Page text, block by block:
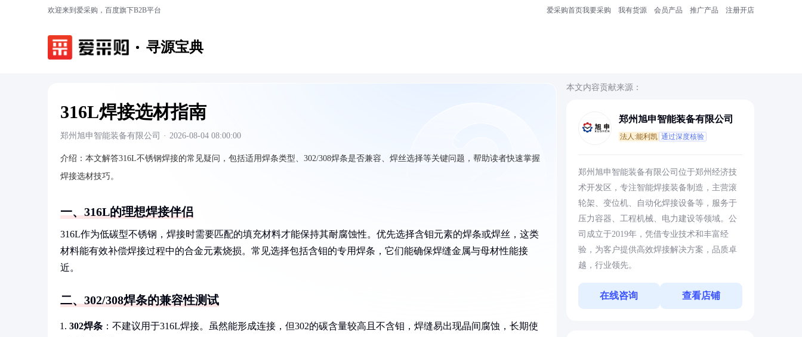
欢迎来到爱采购，百度旗下B2B平台 爱采购首页我要采购 我有货源 会员产品 推广产品 注册开店
寻源宝典
316L焊接选材指南
郑州旭申智能装备有限公司 · 2026-08-04 08:00:00
介绍： 本文解答316L不锈钢焊接的常见疑问，包括适用焊条类型、302/308焊条是否兼容、焊丝选择等关键问题，帮助读者快速掌握
焊接选材技巧。
一、316L的理想焊接伴侣
316L作为低碳型不锈钢，焊接时需要匹配的填充材料才能保持其耐腐蚀性。优先选择含钼元素的焊条或焊丝，这类
材料能有效补偿焊接过程中的合金元素烧损。常见选择包括含钼的专用焊条，它们能确保焊缝金属与母材性能接
近。
二、302/308焊条的兼容性测试
302焊条 ：不建议用于316L焊接。虽然能形成连接，但302的碳含量较高且不含钼，焊缝易出现晶间腐蚀，长期使
本文内容贡献来源：
郑州旭申智能装备有限公司
法人:能利凯 通过深度核验
郑州旭申智能装备有限公司位于郑州经济技
术开发区，专注智能焊接装备制造，主营滚
轮架、变位机、自动化焊接设备等，服务于
压力容器、工程机械、电力建设等领域。公
司成立于2019年，凭借专业技术和丰富经
验，为客户提供高效焊接解决方案，品质卓
越，行业领先。
在线咨询 查看店铺